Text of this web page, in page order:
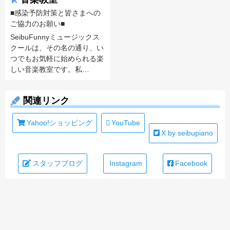
■感染予防対策と皆さまへの
ご協力のお願い■
SeibuFunnyミュージックス
クールは、その名の通り、い
つでもお気軽に始められる楽
しい音楽教室です。私…
関連リンク
Yahoo!ショッピング
YouTube
X by seibupiano
スタッフブログ Instagram Facebook